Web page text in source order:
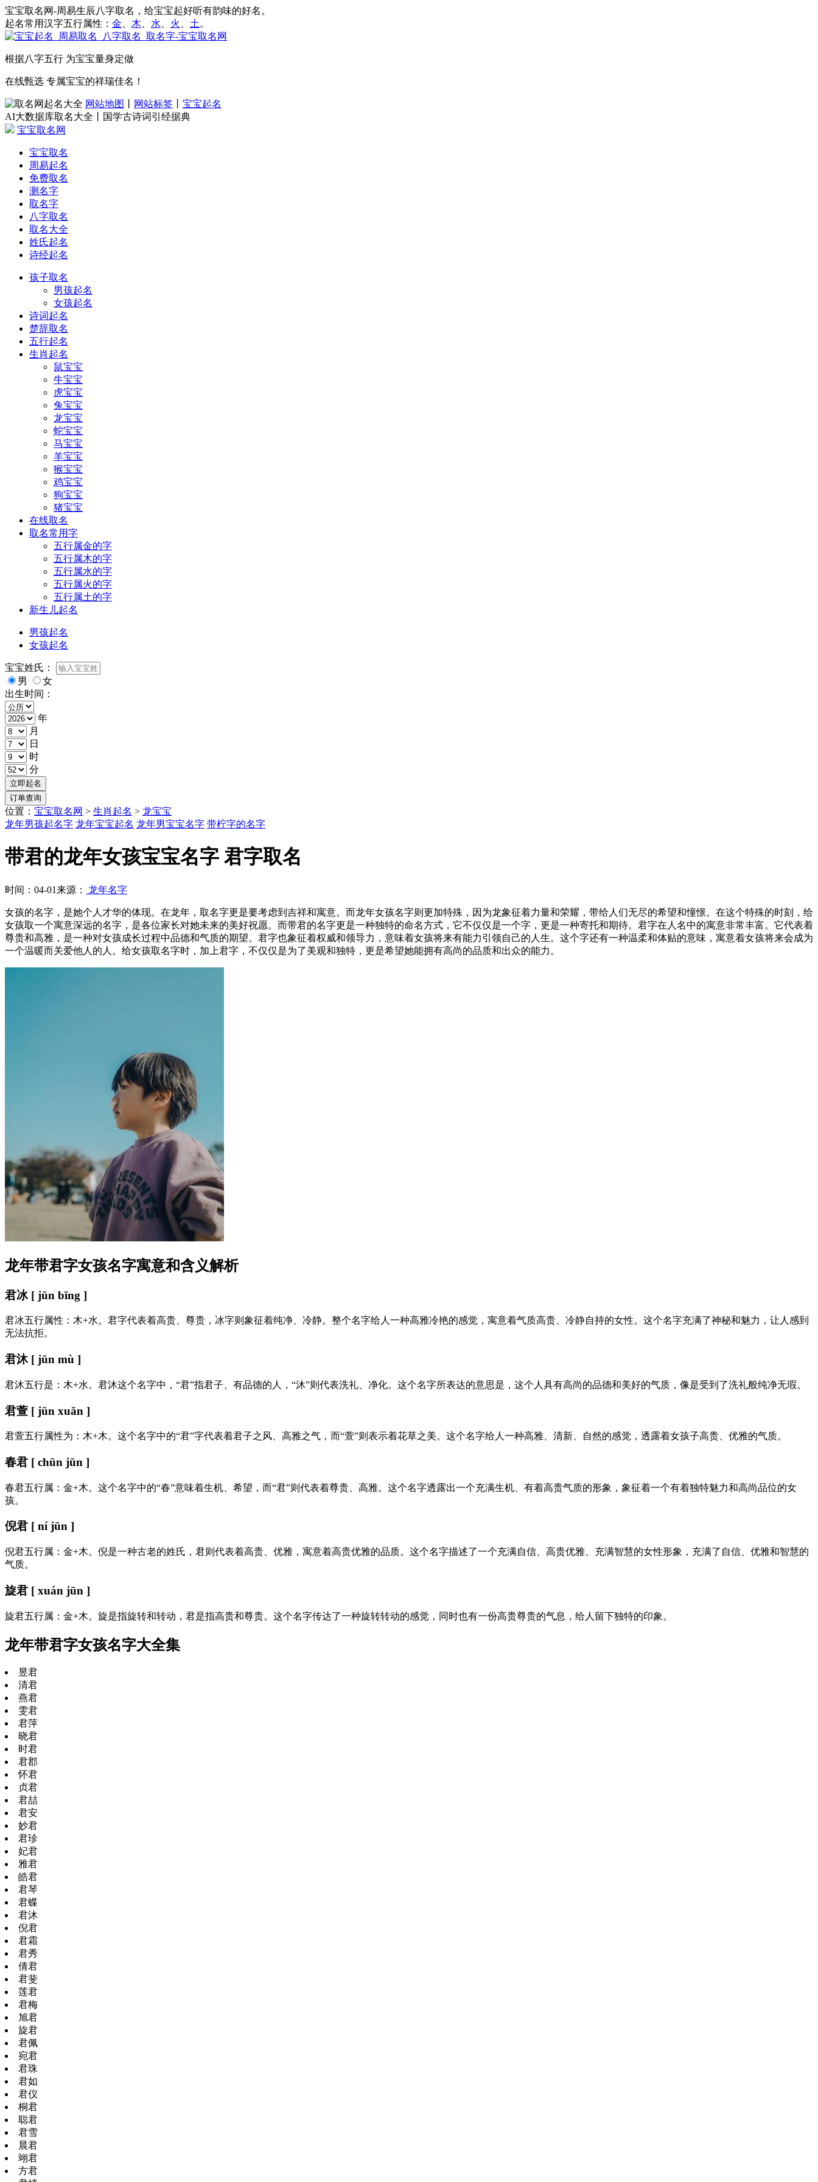
宝宝取名网-周易生辰八字取名，给宝宝起好听有韵味的好名。
起名常用汉字五行属性： 金 木 水 火 土 。
根据八字五行 为宝宝量身定做
在线甄选 专属宝宝的祥瑞佳名！
网站地图 网站标签
宝宝起名
AI大数据库取名大全丨国学古诗词引经据典
宝宝取名网
宝宝取名
周易起名
免费取名
测名字
取名字
八字取名
取名大全
姓氏起名
诗经起名
孩子取名
男孩起名
女孩起名
诗词起名
楚辞取名
五行起名
生肖起名
鼠宝宝
牛宝宝
虎宝宝
兔宝宝
龙宝宝
蛇宝宝
马宝宝
羊宝宝
猴宝宝
鸡宝宝
狗宝宝
猪宝宝
在线取名
取名常用字
五行属金的字
五行属木的字
五行属水的字
五行属火的字
五行属土的字
新生儿起名
男孩起名
女孩起名
宝宝姓氏：
男
女
出生时间：
年
月
日
时
分
位置： 宝宝取名网 > 生肖起名 > 龙宝宝
龙年男孩起名字 龙年宝宝起名 龙年男宝宝名字 带柠字的名字
带君的龙年女孩宝宝名字 君字取名
时间：04-01来源： 龙年名字
女孩的名字，是她个人才华的体现。在龙年，取名字更是要考虑到吉祥和寓意。而龙年女孩名字则更加特殊，因为龙象征着力量和荣耀，带给人们无尽的希望和憧憬。在这个特殊的时刻，给
女孩取一个寓意深远的名字，是各位家长对她未来的美好祝愿。而带君的名字更是一种独特的命名方式，它不仅仅是一个字，更是一种寄托和期待。君字在人名中的寓意非常丰富。它代表着
尊贵和高雅，是一种对女孩成长过程中品德和气质的期望。君字也象征着权威和领导力，意味着女孩将来有能力引领自己的人生。这个字还有一种温柔和体贴的意味，寓意着女孩将来会成为
一个温暖而关爱他人的人。给女孩取名字时，加上君字，不仅仅是为了美观和独特，更是希望她能拥有高尚的品质和出众的能力。
龙年带君字女孩名字寓意和含义解析
君冰 [ jūn bīng ]
君冰五行属性：木+水。君字代表着高贵、尊贵，冰字则象征着纯净、冷静。整个名字给人一种高雅冷艳的感觉，寓意着气质高贵、冷静自持的女性。这个名字充满了神秘和魅力，让人感到
无法抗拒。
君沐 [ jūn mù ]
君沐五行是：木+水。君沐这个名字中，“君”指君子、有品德的人，“沐”则代表洗礼、净化。这个名字所表达的意思是，这个人具有高尚的品德和美好的气质，像是受到了洗礼般纯净无瑕。
君萱 [ jūn xuān ]
君萱五行属性为：木+木。这个名字中的“君”字代表着君子之风、高雅之气，而“萱”则表示着花草之美。这个名字给人一种高雅、清新、自然的感觉，透露着女孩子高贵、优雅的气质。
春君 [ chūn jūn ]
春君五行属：金+木。这个名字中的“春”意味着生机、希望，而“君”则代表着尊贵、高雅。这个名字透露出一个充满生机、有着高贵气质的形象，象征着一个有着独特魅力和高尚品位的女
孩。
倪君 [ ní jūn ]
倪君五行属：金+木。倪是一种古老的姓氏，君则代表着高贵、优雅，寓意着高贵优雅的品质。这个名字描述了一个充满自信、高贵优雅、充满智慧的女性形象，充满了自信、优雅和智慧的
气质。
旋君 [ xuán jūn ]
旋君五行属：金+木。旋是指旋转和转动，君是指高贵和尊贵。这个名字传达了一种旋转转动的感觉，同时也有一份高贵尊贵的气息，给人留下独特的印象。
龙年带君字女孩名字大全集
昱君
清君
燕君
雯君
君萍
晓君
时君
君郡
怀君
贞君
君喆
君安
妙君
君珍
妃君
雅君
皓君
君琴
君蝶
君沐
倪君
君霜
君秀
倩君
君斐
莲君
君梅
旭君
旋君
君佩
宛君
君珠
君如
君仪
桐君
聪君
君雪
晨君
翊君
方君